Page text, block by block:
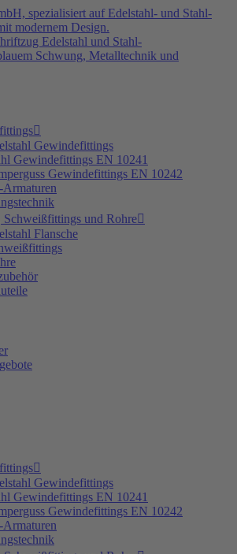
Gewindefittings
Gewindefittings EN 10241
Gewindefittings EN 10242
Armaturen
Schweißfittings und Rohre
Flansche
Gewindefittings
Gewindefittings EN 10241
Gewindefittings EN 10242
Armaturen